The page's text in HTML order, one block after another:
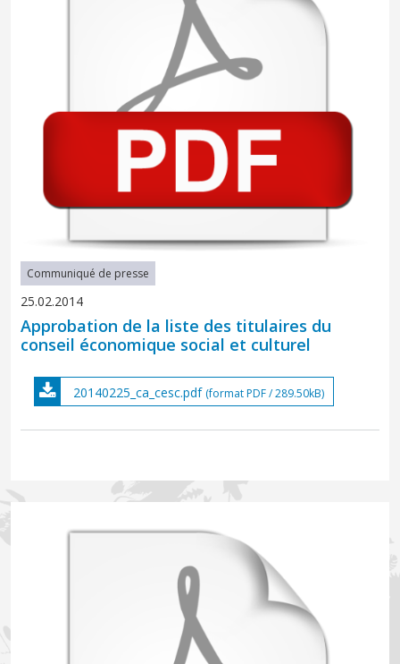
Communiqué de presse
25.02.2014
Approbation de la liste des titulaires du
conseil économique social et culturel
20140225_ca_cesc.pdf (format PDF / 289.50kB)